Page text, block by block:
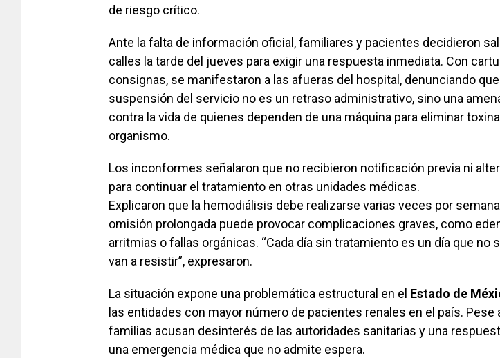
de riesgo crítico.
Ante la falta de información oficial, familiares y pacientes decidieron
calles la tarde del jueves para exigir una respuesta inmediata. Con
consignas, se manifestaron a las afueras del hospital, denunciando que
suspensión del servicio no es un retraso administrativo, sino una
contra la vida de quienes dependen de una máquina para eliminar
organismo.
Los inconformes señalaron que no recibieron notificación previa ni
para continuar el tratamiento en otras unidades médicas.
Explicaron que la hemodiálisis debe realizarse varias veces por
omisión prolongada puede provocar complicaciones graves, como
arritmias o fallas orgánicas. “Cada día sin tratamiento es un día que no
van a resistir”, expresaron.
La situación expone una problemática estructural en el Estado de
las entidades con mayor número de pacientes renales en el país. Pese
familias acusan desinterés de las autoridades sanitarias y una
una emergencia médica que no admite espera.